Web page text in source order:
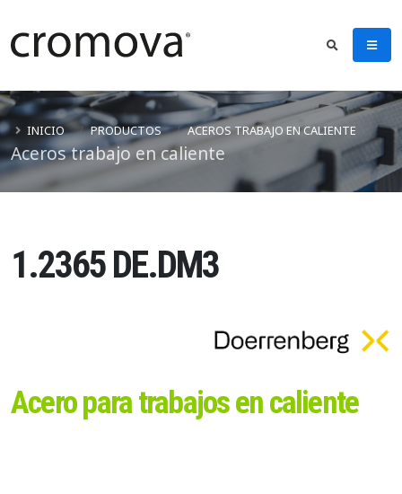
Aceros trabajo en caliente
INICIO PRODUCTOS ACEROS TRABAJO EN CALIENTE
1.2365 DE.DM3
Acero para trabajos en caliente